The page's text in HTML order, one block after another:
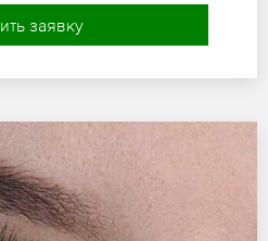
заявку